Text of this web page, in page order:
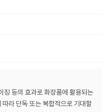
징 등의 효과로 화장품에 활용되는
라 단독 또는 복합적으로 기대할